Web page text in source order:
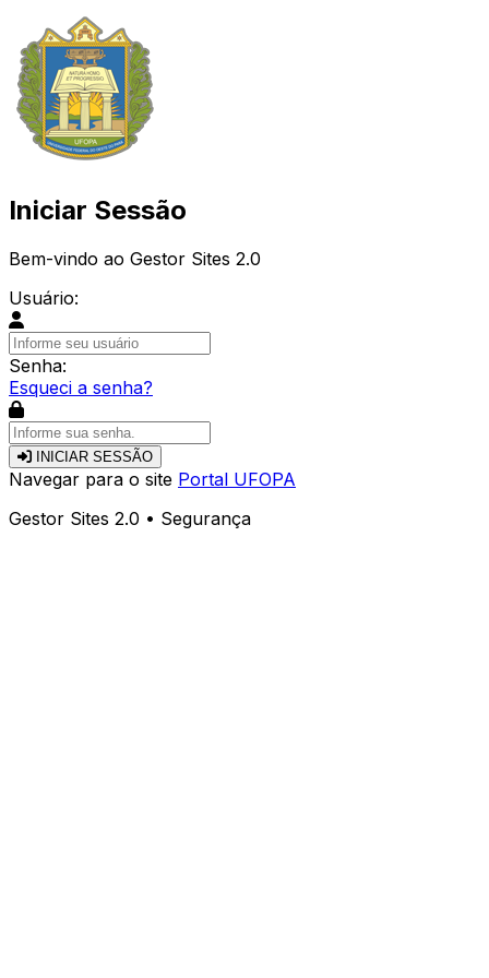
Iniciar Sessão
Bem-vindo ao Gestor Sites 2.0
Usuário:
Senha:
Esqueci a senha?
INICIAR SESSÃO
Navegar para o site Portal UFOPA
Gestor Sites 2.0 • Segurança